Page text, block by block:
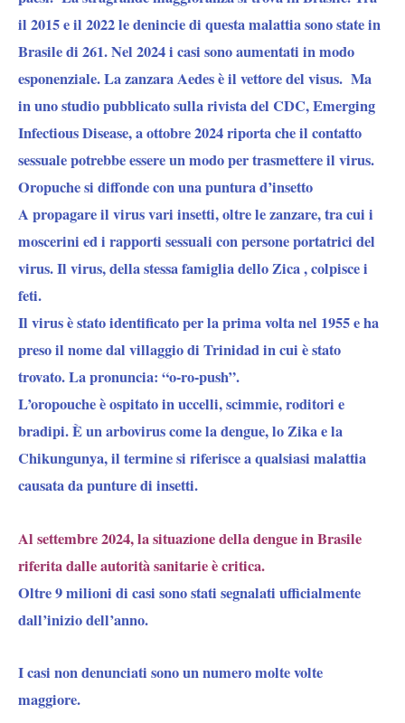
il 2015 e il 2022 le denincie di questa malattia sono state in
Brasile di 261.Nel 2024 i casi sono aumentati in modo
esponenziale. La zanzara Aedes è il vettore del visus. Ma
in uno studio pubblicato sulla rivista del CDC, Emerging
Infectious Disease, a ottobre 2024 riporta cheil contatto
sessuale potrebbe essere un modo per trasmettere il virus.
Oropuche si diffonde con una puntura d’insetto
A propagare il virus vari insetti, oltre le zanzare, tra cui i
moscerini ed i rapporti sessuali con persone portatrici del
virus. Il virus, della stessa famiglia dello Zica ,colpisce i
feti.
Il virus è stato identificato per la prima volta nel 1955 e ha
preso il nome dal villaggio di Trinidad in cui è stato
trovato. La pronuncia: “o-ro-push”.
L’oropouche è ospitato in uccelli, scimmie, roditori e
bradipi. È un arbovirus come la dengue, lo Zika e la
Chikungunya, il termine si riferisce a qualsiasi malattia
causata da punture di insetti.
Al settembre 2024, la situazione della dengue in Brasile
riferita dalle autorità sanitarie è critica.
Oltre 9 milioni di casi sono stati segnalati ufficialmente
dall’inizio dell’anno.
I casi non denunciati sono un numero molte volte
maggiore.